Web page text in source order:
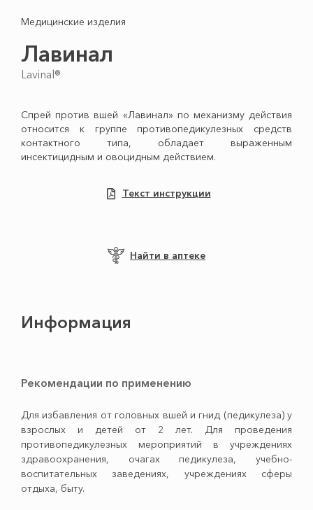
Медицинские изделия
Лавинал
Lavinal®
Спрей против вшей «Лавинал» по механизму действия
относится к группе противопедикулезных средств
контактного типа, обладает выраженным
инсектицидным и овоцидным действием.
Текст инструкции
Найти в аптеке
Информация
Рекомендации по применению
Для избавления от головных вшей и гнид (педикулеза) у
взрослых и детей от 2 лет. Для проведения
противопедикулезных мероприятий в учреждениях
здравоохранения, очагах педикулеза, учебно-
воспитательных заведениях, учреждениях сферы
отдыха, быту.